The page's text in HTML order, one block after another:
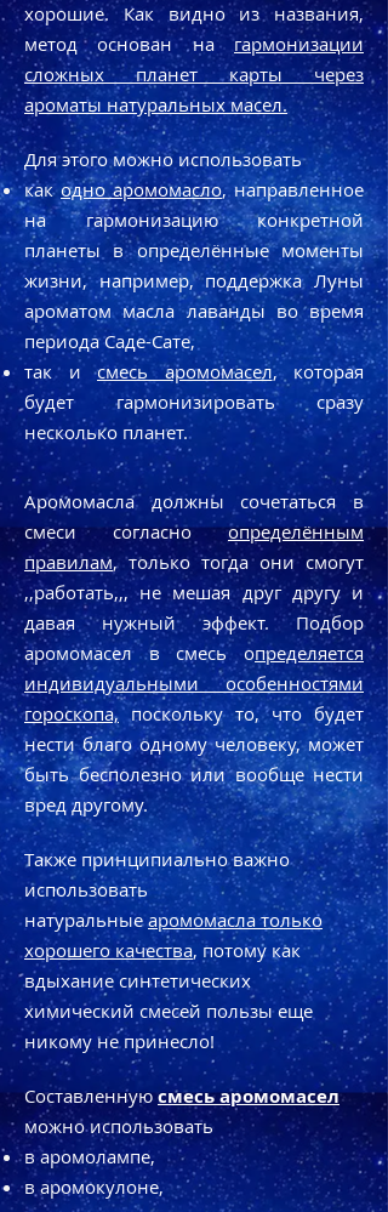
хорошие. Как видно из названия,
метод основан нагармонизации
сложных планет карты через
ароматы натуральных масел.
Для этого можно использовать
какодно аромoмасло, направленное
на гармонизацию конкретной
планеты в определённые моменты
жизни, например, поддержка Луны
ароматом масла лаванды во время
периода Саде-Сате,
так исмесь аромoмасел, которая
будет гармонизировать сразу
несколько планет.
Аромoмасла должны сочетаться в
смеси согласноопределённым
правилам, только тогда они смогут
,,работать,,, не мешая друг другу и
давая нужный эффект. Подбор
аромoмасел в смесь определяется
индивидуальными особенностями
гороскопа,поскольку то, что будет
нести благо одному человеку, может
быть беcполезно или вообще нести
вред другому.
Также принципиально важно
использовать
натуральныеаромoмасла только
хорошего качества, потому как
вдыхание синтетических
химический смесей пользы еще
никому не принесло!
Составленнуюсмесь аромoмасел
можно использовать
в аромoлампе,
в аромoкулоне,